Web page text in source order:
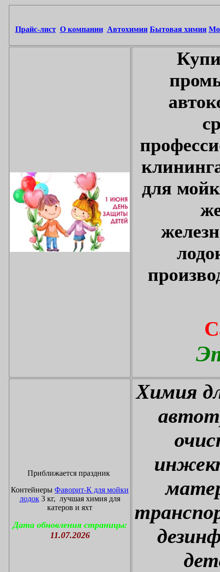
Прайс-лист О компании Автохимия Бытовая химия
для
Приближается праздник
Контейнеры Фаворит-К для мойки
лодок3 кг, лучшая химия для
катеров и яхт
Дата обновления страницы:
11.07.2026
Химия